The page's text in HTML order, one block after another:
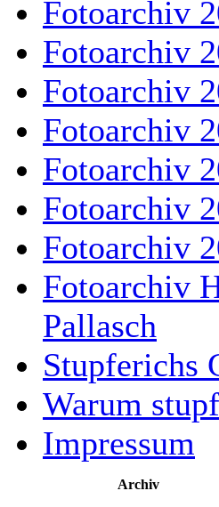
Fotoarchiv
Fotoarchiv
Fotoarchiv
Fotoarchiv
Fotoarchiv
Fotoarchiv
Fotoarchiv
Fotoarchiv
Pallasch
Stupferichs
Warum
Impressum
Archiv